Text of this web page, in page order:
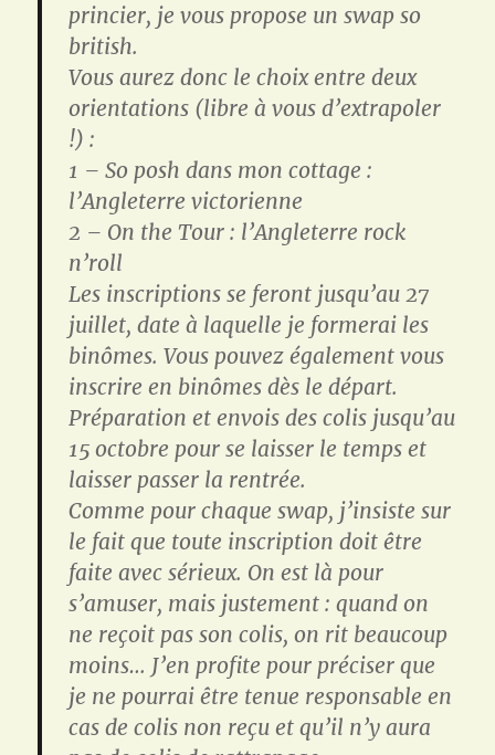
princier, je vous propose un swap so
british.
Vous aurez donc le choix entre deux
orientations (libre à vous d’extrapoler
!) :
1 – So posh dans mon cottage :
l’Angleterre victorienne
2 – On the Tour : l’Angleterre rock
n’roll
Les inscriptions se feront jusqu’au 27
juillet, date à laquelle je formerai les
binômes. Vous pouvez également vous
inscrire en binômes dès le départ.
Préparation et envois des colis jusqu’au
15 octobre pour se laisser le temps et
laisser passer la rentrée.
Comme pour chaque swap, j’insiste sur
le fait que toute inscription doit être
faite avec sérieux. On est là pour
s’amuser, mais justement : quand on
ne reçoit pas son colis, on rit beaucoup
moins… J’en profite pour préciser que
je ne pourrai être tenue responsable en
cas de colis non reçu et qu’il n’y aura